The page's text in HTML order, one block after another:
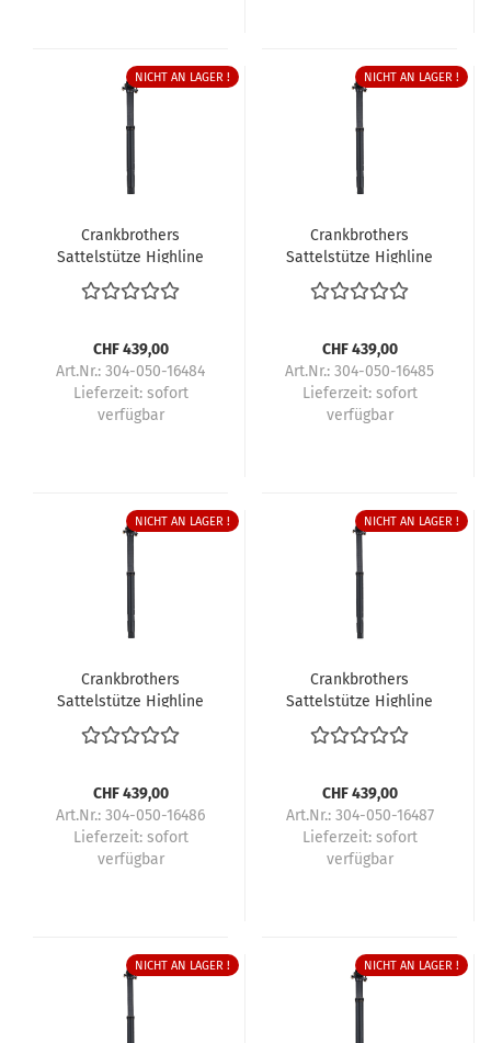
NICHT AN LAGER !
Crankbrothers
Sattelstütze Highline
11
CHF 439,00
Art.Nr.: 304-050-16484
Lieferzeit: sofort
verfügbar
NICHT AN LAGER !
Crankbrothers
Sattelstütze Highline
11
CHF 439,00
Art.Nr.: 304-050-16485
Lieferzeit: sofort
verfügbar
NICHT AN LAGER !
Crankbrothers
Sattelstütze Highline
11
CHF 439,00
Art.Nr.: 304-050-16486
Lieferzeit: sofort
verfügbar
NICHT AN LAGER !
Crankbrothers
Sattelstütze Highline
11
CHF 439,00
Art.Nr.: 304-050-16487
Lieferzeit: sofort
verfügbar
NICHT AN LAGER ! NICHT AN LAGER !